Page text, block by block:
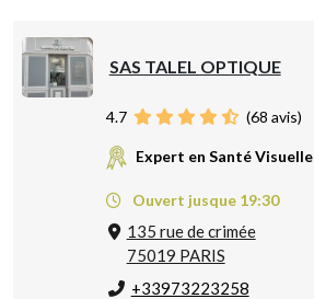
SAS TALEL OPTIQUE
4.7 (68 avis)
Expert en Santé Visuelle
Ouvert jusque 19:30
135 rue de crimée
75019 PARIS
+33973223258